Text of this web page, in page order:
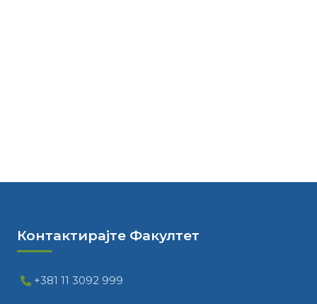
Контактирајте Факултет
+381 11 3092 999